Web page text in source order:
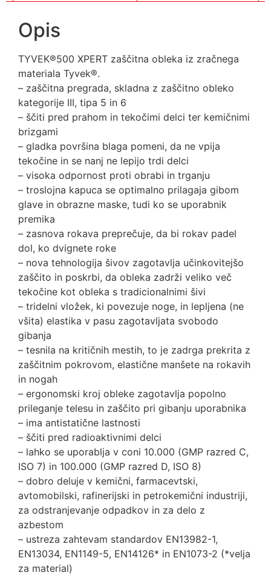
Opis
TYVEK®500 XPERT zaščitna obleka iz zračnega
materiala Tyvek®.
– zaščitna pregrada, skladna z zaščitno obleko
kategorije III, tipa 5 in 6
– ščiti pred prahom in tekočimi delci ter kemičnimi
brizgami
– gladka površina blaga pomeni, da ne vpija
tekočine in se nanj ne lepijo trdi delci
– visoka odpornost proti obrabi in trganju
– troslojna kapuca se optimalno prilagaja gibom
glave in obrazne maske, tudi ko se uporabnik
premika
– zasnova rokava preprečuje, da bi rokav padel
dol, ko dvignete roke
– nova tehnologija šivov zagotavlja učinkovitejšo
zaščito in poskrbi, da obleka zadrži veliko več
tekočine kot obleka s tradicionalnimi šivi
– tridelni vložek, ki povezuje noge, in lepljena (ne
všita) elastika v pasu zagotavljata svobodo
gibanja
– tesnila na kritičnih mestih, to je zadrga prekrita z
zaščitnim pokrovom, elastične manšete na rokavih
in nogah
– ergonomski kroj obleke zagotavlja popolno
prileganje telesu in zaščito pri gibanju uporabnika
– ima antistatične lastnosti
– ščiti pred radioaktivnimi delci
– lahko se uporablja v coni 10.000 (GMP razred C,
ISO 7) in 100.000 (GMP razred D, ISO 8)
– dobro deluje v kemični, farmacevtski,
avtomobilski, rafinerijski in petrokemični industriji,
za odstranjevanje odpadkov in za delo z
azbestom
– ustreza zahtevam standardov EN13982-1,
EN13034, EN1149-5, EN14126* in EN1073-2 (*velja
za material)